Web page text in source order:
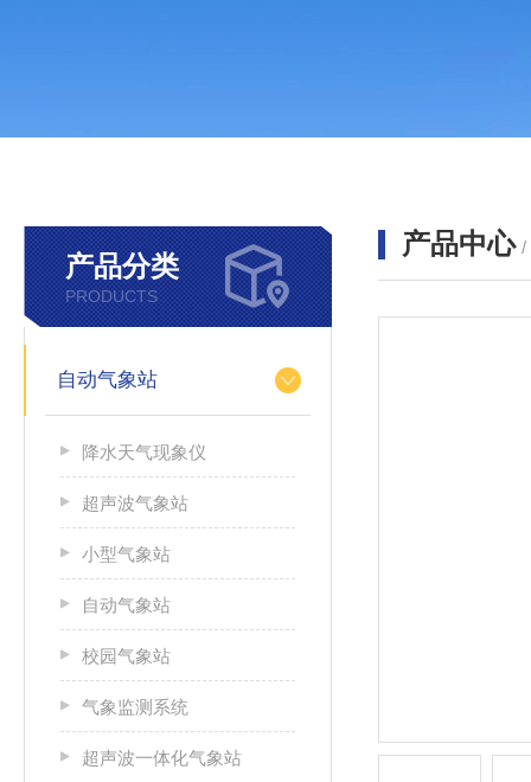
产品分类
PRODUCTS
自动气象站
降水天气现象仪
超声波气象站
小型气象站
自动气象站
校园气象站
气象监测系统
超声波一体化气象站
产品中心 /